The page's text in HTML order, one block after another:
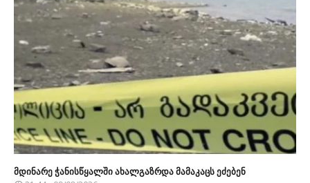
მდინარე ჭანისწყალში ახალგაზრდა მამაკაცს ეძებენ